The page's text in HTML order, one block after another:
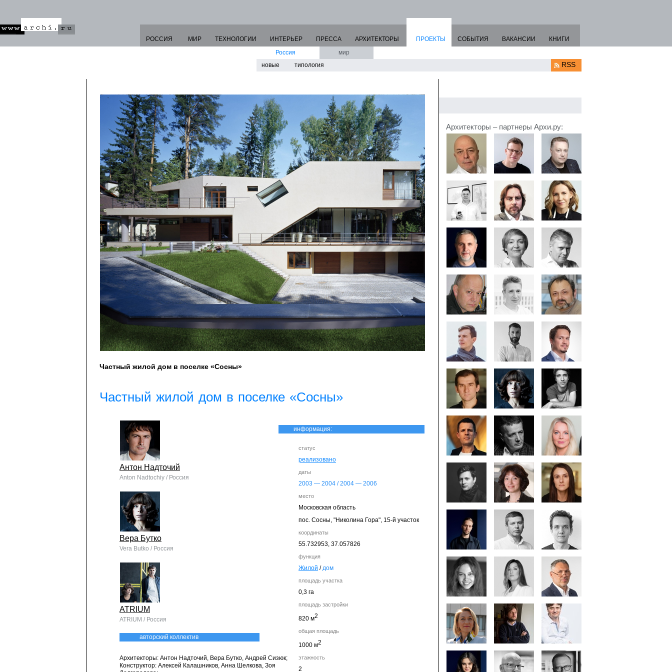
РОССИЯ МИР ТЕХНОЛОГИИ ИНТЕРЬЕР ПРЕССА АРХИТЕКТОРЫ
ПРОЕКТЫ
Россия
новые
типология
мир
СОБЫТИЯ ВАКАНСИИ КНИГИ
RSS
Частный жилой дом в поселке «Сосны»
Частный жилой дом в поселке «Сосны»
информация:
статус
реализовано
даты
2003 — 2004 /2004 — 2006
место
Московская область
пос. Сосны, "Николина Гора", 15-й участок
координаты
55.732953, 37.057826
функция
Жилой /дом
площадь участка
0,3 га
площадь застройки
820 м2
общая площадь
1000 м2
этажность
2
Антон Надточий
Anton Nadtochiy / Россия
Вера Бутко
Vera Butko / Россия
ATRIUM
ATRIUM / Россия
авторский коллектив
Архитекторы: Антон Надточий, Вера Бутко, Андрей Сизюк;
Конструктор: Алексей Калашников, Анна Шелкова, Зоя
Архитекторы – партнеры Архи.ру: